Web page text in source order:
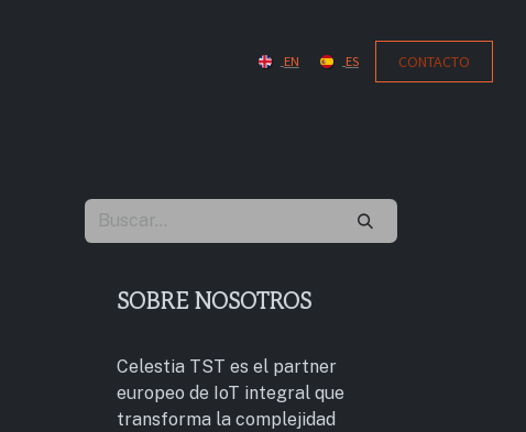
EN ES CONTACT​​​​O
SOBRE NOSOTROS
Celestia TST es el partner
europeo de IoT integral que
transforma la complejidad